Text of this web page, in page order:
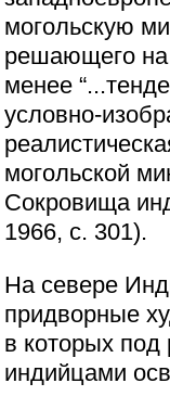
могольскую
решающего на
менее
условно-
могольской
Сокровища
1966, с. 301).
На севере
придворные
в которых под
индийцами